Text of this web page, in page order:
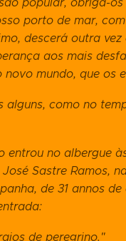
porto de mar,
descerá outra vez
aos mais
mundo, que os
alguns, como no
entrou no albergue
Sastre Ramos,
de 31 annos
de peregrino."